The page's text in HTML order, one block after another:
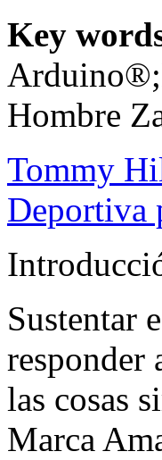
Key
Hombre
Tommy
Deportiva
Sustentar
responder
las cosas
Marca